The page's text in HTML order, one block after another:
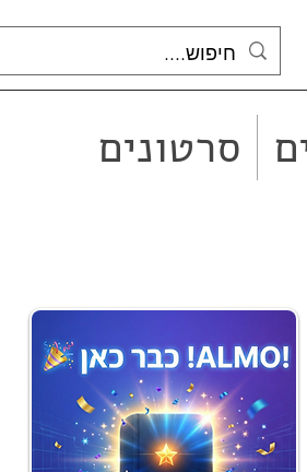
סרטונים